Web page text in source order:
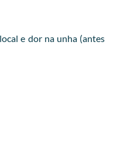
e dor na unha (antes